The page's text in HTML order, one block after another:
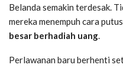
Belanda semakin terdesak.
mereka menempuh cara
besar berhadiah uang.
Perlawanan baru berhenti